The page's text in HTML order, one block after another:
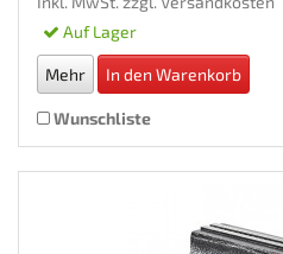
Auf Lager
Mehr In den Warenkorb
Wunschliste